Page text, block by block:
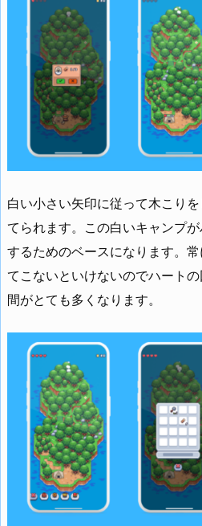
白い小さい矢印に従って木こり
てられます。この白いキャンプ
するためのベースになります。
てこないといけないのでハート
間がとても多くなります。